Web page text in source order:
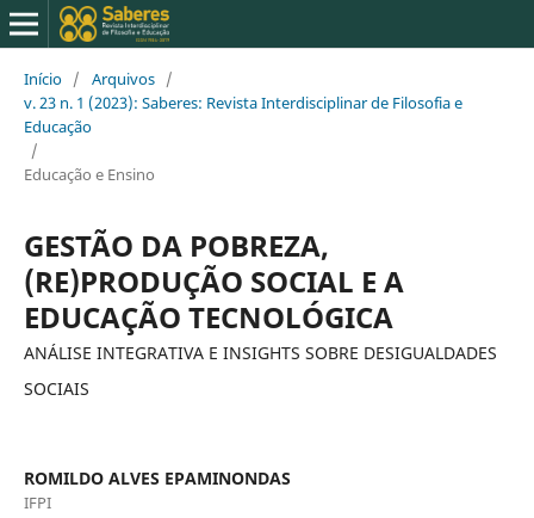
Início / Arquivos /
v. 23 n. 1 (2023): Saberes: Revista Interdisciplinar de Filosofia e
Educação
/
Educação e Ensino
GESTÃO DA POBREZA,
(RE)PRODUÇÃO SOCIAL E A
EDUCAÇÃO TECNOLÓGICA
ANÁLISE INTEGRATIVA E INSIGHTS SOBRE DESIGUALDADES
SOCIAIS
ROMILDO ALVES EPAMINONDAS
IFPI